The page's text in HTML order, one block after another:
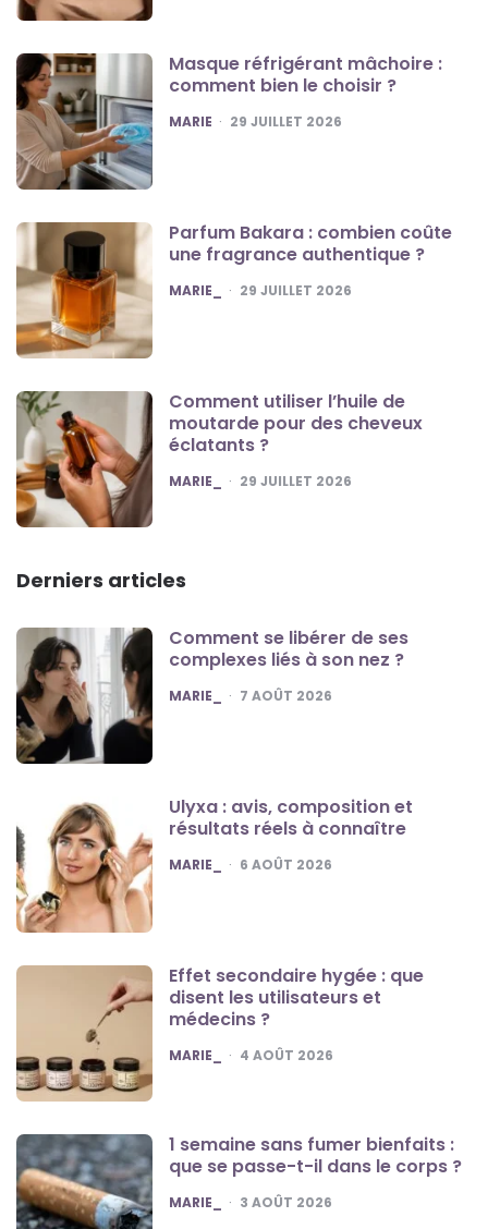
Masque réfrigérant mâchoire :
comment bien le choisir ?
POSTED
MARIE 29 JUILLET 2026
Parfum Bakara : combien coûte
une fragrance authentique ?
POSTED
MARIE_ 29 JUILLET 2026
Comment utiliser l’huile de
moutarde pour des cheveux
éclatants ?
POSTED
MARIE_ 29 JUILLET 2026
Derniers articles
Comment se libérer de ses
complexes liés à son nez ?
POSTED
MARIE_ 7 AOÛT 2026
Ulyxa : avis, composition et
résultats réels à connaître
POSTED
MARIE_ 6 AOÛT 2026
Effet secondaire hygée : que
disent les utilisateurs et
médecins ?
POSTED
MARIE_ 4 AOÛT 2026
1 semaine sans fumer bienfaits :
que se passe-t-il dans le corps ?
POSTED
MARIE_ 3 AOÛT 2026